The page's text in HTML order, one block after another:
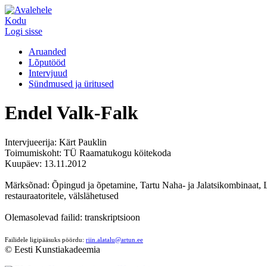
Kodu
Logi sisse
Aruanded
Lõputööd
Intervjuud
Sündmused ja üritused
Endel Valk-Falk
Intervjueerija: Kärt Pauklin
Toimumiskoht: TÜ Raamatukogu köitekoda
Kuupäev: 13.11.2012
Märksõnad: Õpingud ja õpetamine, Tartu Naha- ja
restauraatoritele, välslähetused
Olemasolevad failid: transkriptsioon
Failidele ligipääsuks pöördu: riin.alatalu@artun.ee
© Eesti Kunstiakadeemia